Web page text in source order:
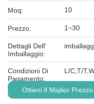
Moq: 10
Prezzo: 1~30
Dettagli Dell'
Imballaggio:
Condizioni Di
Pagamento:
L/C,T/
Ottieni Il Miglior Prezzo